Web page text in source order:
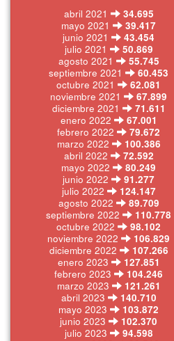
abril 2021
34.695
mayo 2021
39.417
junio 2021
43.454
julio 2021
50.869
agosto 2021
55.745
septiembre 2021
60.453
octubre 2021
62.081
noviembre 2021
67.899
diciembre 2021
71.611
enero 2022
67.001
febrero 2022
79.672
marzo 2022
100.386
abril 2022
72.592
mayo 2022
80.249
junio 2022
91.277
julio 2022
124.147
agosto 2022
89.709
septiembre 2022
110.778
octubre 2022
98.102
noviembre 2022
106.829
diciembre 2022
107.266
enero 2023
127.851
febrero 2023
104.246
marzo 2023
121.261
abril 2023
140.710
mayo 2023
103.872
junio 2023
102.370
julio 2023
94.598